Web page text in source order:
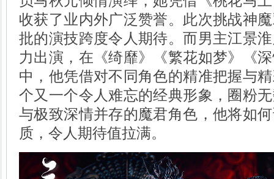
收获了业内外广泛赞誉。此次挑战神
批的演技跨度令人期待。而男主江景
力出演，在《绮靡》《繁花如梦》《
中，他凭借对不同角色的精准把握与
个又一个令人难忘的经典形象，圈粉
与极致深情并存的魔君角色，他将如
质，令人期待值拉满。